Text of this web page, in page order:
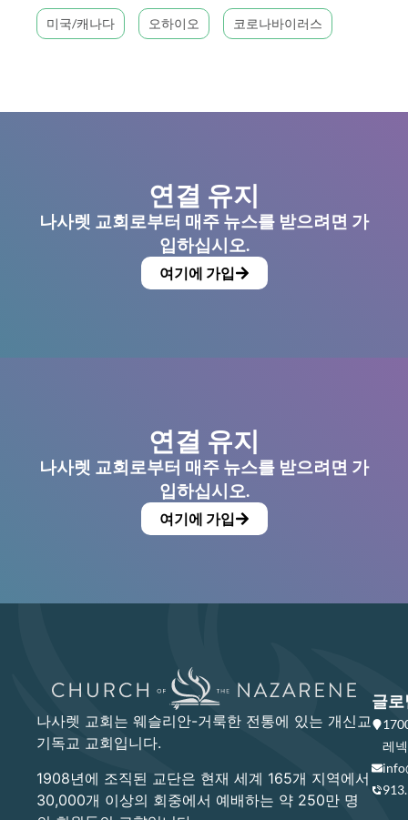
미국/캐나다 오하이오 코로나바이러스
연결 유지
나사렛 교회로부터 매주 뉴스를 받으려면 가
입하십시오.
여기에 가입
연결 유지
나사렛 교회로부터 매주 뉴스를 받으려면 가
입하십시오.
여기에 가입
나사렛 교회는 웨슬리안-거룩한 전통에 있는 개신교
기독교 교회입니다.
1908년에 조직된 교단은 현재 세계 165개 지역에서
30,000개 이상의 회중에서 예배하는 약 250만 명
글로
레